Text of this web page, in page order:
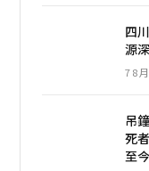
四
源
7 8
吊
死
至今